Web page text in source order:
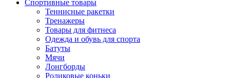
Спортивные товары
Теннисные ракетки
Тренажеры
Товары для фитнеса
Одежда и обувь для спорта
Батуты
Мячи
Лонгборды
Роликовые коньки